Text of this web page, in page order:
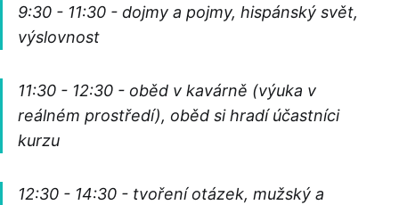
9:30 - 11:30 - dojmy a pojmy, hispánský svět,
výslovnost
11:30 - 12:30 - oběd v kavárně (výuka v
reálném prostředí), oběd si hradí účastníci
kurzu
12:30 - 14:30 - tvoření otázek, mužský a